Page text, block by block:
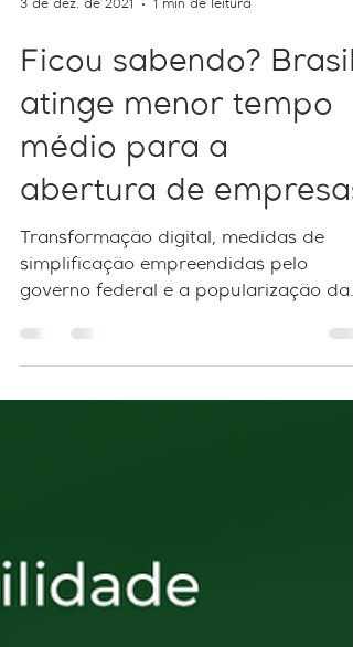
3 de dez. de 2021 1 min de leitura
Ficou sabendo? Brasil
atinge menor tempo
médio para a
abertura de empresas
Transformação digital, medidas de
governo federal e a popularização da
assinatura gov.br nas Juntas...